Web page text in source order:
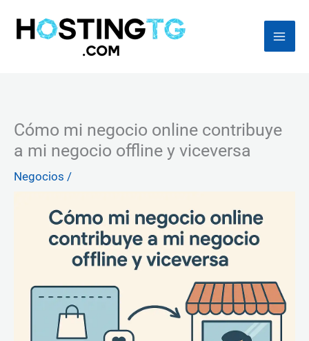
Cómo mi negocio online contribuye
a mi negocio offline y viceversa
Negocios /